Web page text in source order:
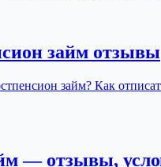
займ отзывы
займ? Как
— отзывы,